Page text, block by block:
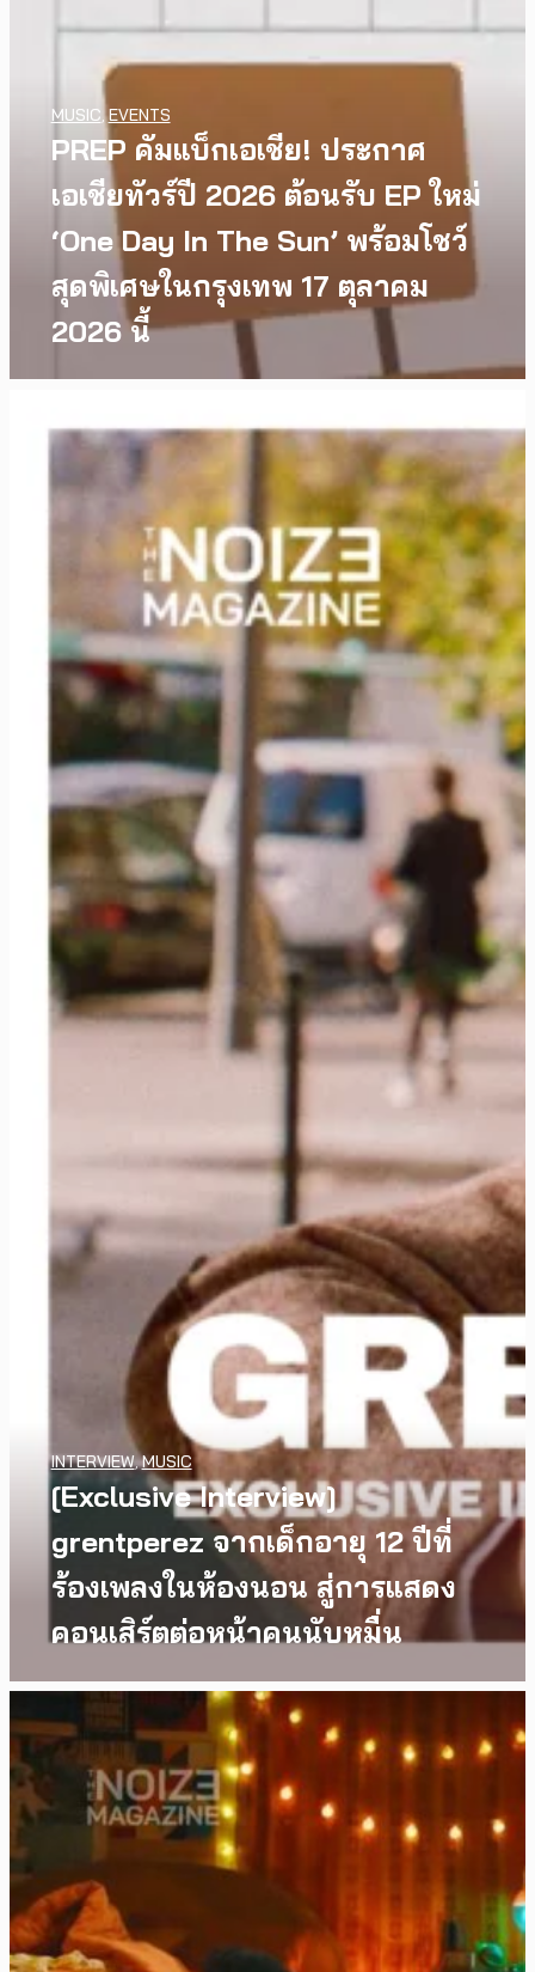
PREP คัมแบ็กเอเชีย! ประกาศ
เอเชียทัวร์ปี 2026 ต้อนรับ EP ใหม่
‘One Day In The Sun’ พร้อมโชว์
สุดพิเศษในกรุงเทพ 17 ตุลาคม
2026 นี้
MUSIC ,EVENTS
[Exclusive Interview]
grentperez จากเด็กอายุ 12 ปีที่
ร้องเพลงในห้องนอน สู่การแสดง
คอนเสิร์ตต่อหน้าคนนับหมื่น
INTERVIEW,MUSIC